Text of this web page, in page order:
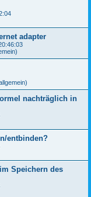
adapter
nachträglich in
entbinden?
Speichern des